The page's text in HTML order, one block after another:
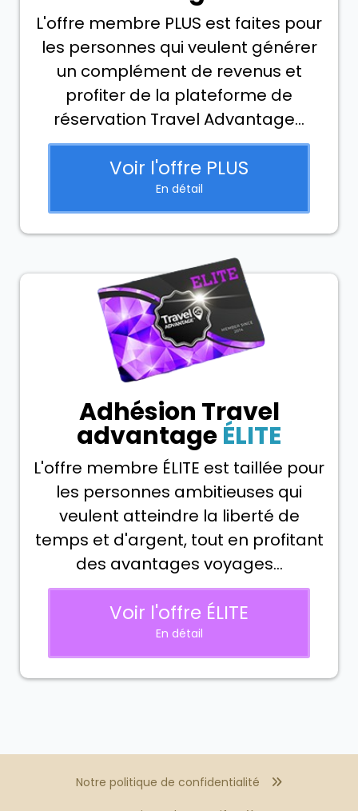
L'offre membre PLUS est faites pour
les personnes qui veulent générer
un complément de revenus et
profiter de la plateforme de
réservation Travel Advantage...
Voir l'offre PLUS
En détail
Adhésion Travel
advantageÉLITE
L'offre membre ÉLITE est taillée pour
les personnes ambitieuses qui
veulent atteindre la liberté de
temps et d'argent, tout en profitant
des avantages voyages...
Voir l'offre ÉLITE
En détail
Notre politique de confidentialité